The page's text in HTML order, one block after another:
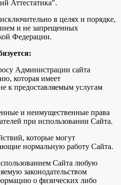
Аттестатика".
в целях и порядке,
и не запрещенных
Федерации.
Администрации сайта
которая имеет
к предоставляемым услугам
и неимущественные права
при использовании Сайта.
которые могут
нормальную работу Сайта.
Сайта любую
законодательством
о физических либо